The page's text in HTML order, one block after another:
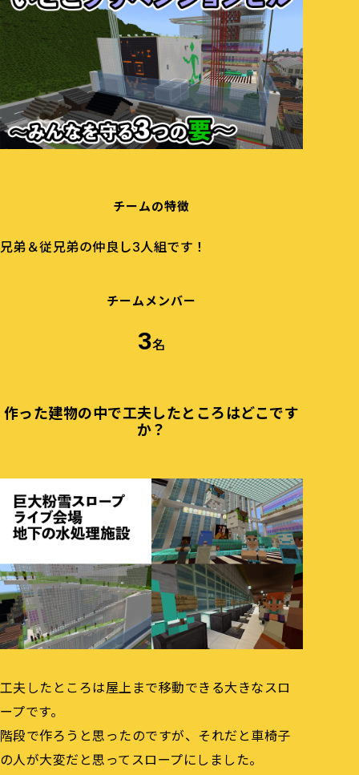
チームの特徴
兄弟＆従兄弟の仲良し3人組です！
チームメンバー
3名
作った建物の中で工夫したところはどこです
か？
工夫したところは屋上まで移動できる大きなスロ
ープです。
階段で作ろうと思ったのですが、それだと車椅子
の人が大変だと思ってスロープにしました。